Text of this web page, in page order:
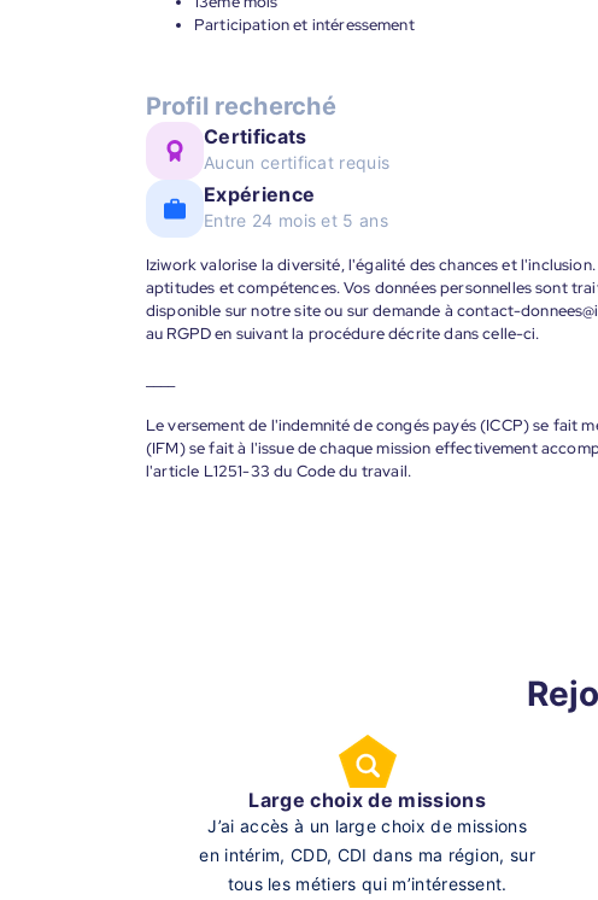
Participation et intéressement
Profil recherché
Certificats
Aucun certificat requis
Expérience
Entre 24 mois et 5 ans
Iziwork valorise la diversité, l'égalité des chances et
aptitudes et compétences. Vos données personnelles sont
disponible sur notre site ou sur demande à contact-
au RGPD en suivant la procédure décrite dans celle-ci.
Le versement de l'indemnité de congés payés (ICCP) se fait
(IFM) se fait à l'issue de chaque mission effectivement
l'article L1251-33 du Code du travail.
Large choix de missions
J’ai accès à un large choix de missions
en intérim, CDD, CDI dans ma région, sur
tous les métiers qui m’intéressent.